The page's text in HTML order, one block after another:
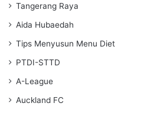
Tangerang Raya
Aida Hubaedah
Tips Menyusun Menu Diet
PTDI-STTD
A-League
Auckland FC